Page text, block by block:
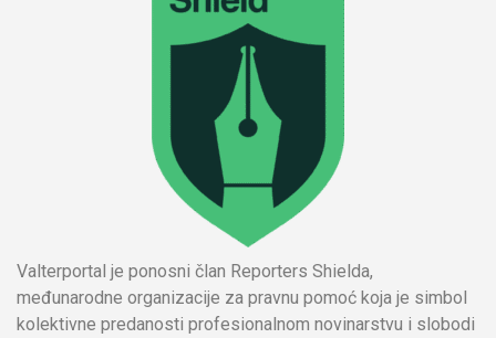
Valterportal je ponosni član Reporters Shielda,
međunarodne organizacije za pravnu pomoć koja je simbol
kolektivne predanosti profesionalnom novinarstvu i slobodi